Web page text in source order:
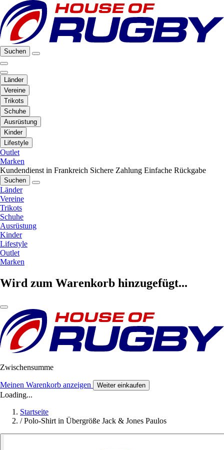
Suchen
Länder
Vereine
Trikots
Schuhe
Ausrüstung
Kinder
Lifestyle
Outlet
Marken
Kundendienst in Frankreich Sichere Zahlung Einfache Rückgabe
Suchen
Länder
Vereine
Trikots
Schuhe
Ausrüstung
Kinder
Lifestyle
Outlet
Marken
Wird zum Warenkorb hinzugefügt...
Zwischensumme
Meinen Warenkorb anzeigen Weiter einkaufen
Loading...
Startseite
/ Polo-Shirt in Übergröße Jack & Jones Paulos